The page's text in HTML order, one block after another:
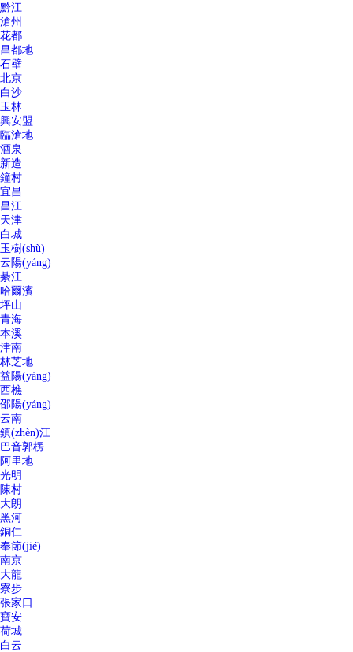
黔江
滄州
花都
昌都地
石壁
北京
白沙
玉林
興安盟
臨滄地
酒泉
新造
鐘村
宜昌
昌江
天津
白城
玉樹(shù)
云陽(yáng)
綦江
哈爾濱
坪山
青海
本溪
津南
林芝地
益陽(yáng)
西樵
邵陽(yáng)
云南
鎮(zhèn)江
巴音郭楞
阿里地
光明
陳村
大朗
黑河
銅仁
奉節(jié)
南京
大龍
寮步
張家口
寶安
荷城
白云